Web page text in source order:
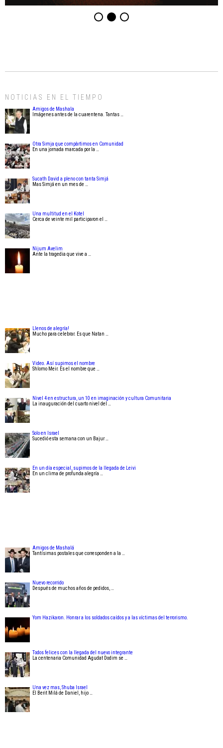
NOTICIAS EN EL TIEMPO
Amigos de Mashala
Imágenes antes de la cuarentena. Tantas …
Otra Simja que compàrtimos en Comunidad
En una jornada marcada por la …
Sucath David a pleno con tanta Simjá
Mas Simjá en un mes de …
Una multitud en el Kotel
Cerca de veinte mil participaron el …
Nijum Avelim
Ante la tragedia que vive a …
Llenos de alegría!
Mucho para celebrar. Es que Natan …
Video. Así supimos el nombre
Shlomo Meir. Es el nombre que …
Nivel 4 en estructura, un 10 en imaginación y cultura Comunitaria
La inauguración del cuarto nivel del …
Solo en Israel
Sucedió esta semana con un Bajur …
En un día especial, supimos de la llegada de Leivi
En un clima de profunda alegría …
Amigos de Mashalá
Tantísimas postales que corresponden a la …
Nuevo recorrido
Después de muchos años de pedidos, …
Yom Hazikaron. Honrar a los soldados caídos y a las víctimas del terrorismo.
Todos felices con la llegada del nuevo integrante
La centenaria Comunidad Agudat Dodim se …
Una vez mas, Shuba Israel
El Berit Milá de Daniel, hijo …